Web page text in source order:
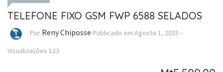
TELEFONE FIXO GSM FWP 6588 SELADOS
Por Reny Chiposse Publicado em Agosto 1, 2025 -
Visualizações 123